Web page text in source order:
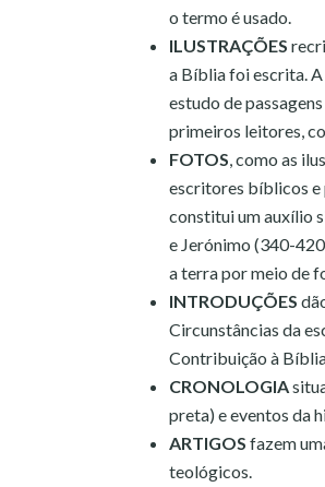
o termo é usado.
ILUSTRAÇÕES
a Bíblia foi escrita.
estudo de
primeiros leitores,
FOTOS, como as
escritores bíblicos e
constitui um auxílio
e Jerónimo (340-
a terra por meio de
INTRODUÇÕES
Circunstâncias da
Contribuição à
CRONOLOGIA
preta) e eventos da
ARTIGOS fazem
teológicos.